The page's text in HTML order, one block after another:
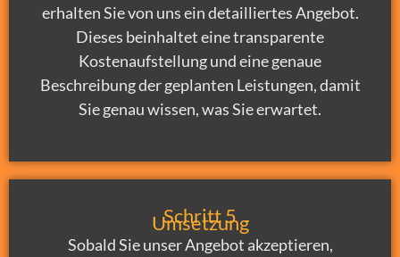
erhalten Sie von uns ein detailliertes Angebot.
Dieses beinhaltet eine transparente
Kostenaufstellung und eine genaue
Beschreibung der geplanten Leistungen, damit
Sie genau wissen, was Sie erwartet.
Schritt 5
Umsetzung
Sobald Sie unser Angebot akzeptieren,